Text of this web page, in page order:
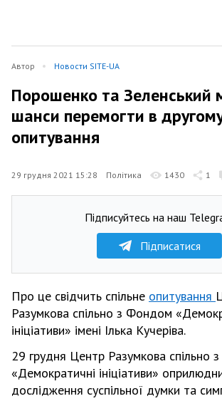
Автор Новости SITE-UA
Порошенко та Зеленський
шанси перемогти в
опитування
29 грудня 2021 15:28 Політика 1430 1
Підписуйтесь на наш
Підписатися
Про це свідчить спільне опитування
Разумкова спільно з Фондом
ініціативи» імені Ілька Кучеріва.
29 грудня Центр Разумкова спільно
«Демократичні ініціативи»
дослідження суспільної думки та